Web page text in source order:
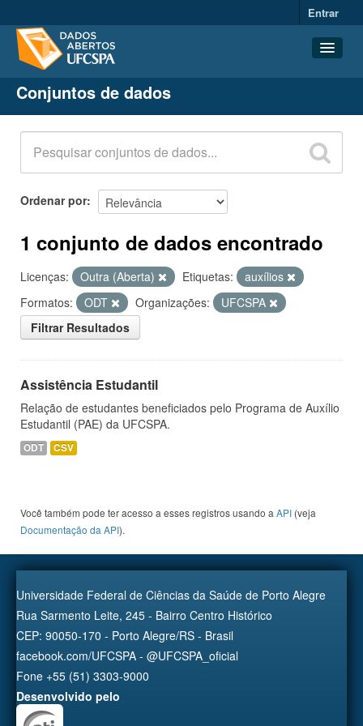
Entrar
Conjuntos de dados
Organizações
Grupos
Sobre
Conjuntos de dados
Ordenar por
1 conjunto de dados encontrado
Licenças: Outra (Aberta) Etiquetas:
auxílios
Formatos:
ODT Organizações:
UFCSPA
Filtrar Resultados
Assistência Estudantil
Relação de estudantes beneficiados pelo Programa de Auxílio
Estudantil (PAE) da UFCSPA.
ODT CSV
Você também pode ter acesso a esses registros usando a API (veja
Documentação da API).
Universidade Federal de Ciências da Saúde de Porto Alegre
Rua Sarmento Leite, 245 - Bairro Centro Histórico
CEP: 90050-170 - Porto Alegre/RS - Brasil
facebook.com/UFCSPA - @UFCSPA_oficial
Fone +55 (51) 3303-9000
Desenvolvido pelo